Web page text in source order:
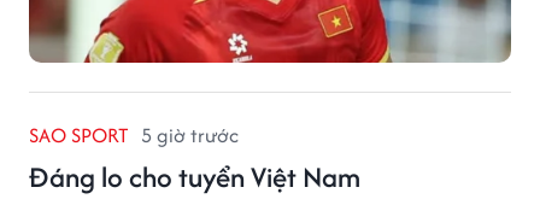
SAO SPORT 5 giờ trước
Đáng lo cho tuyển Việt Nam